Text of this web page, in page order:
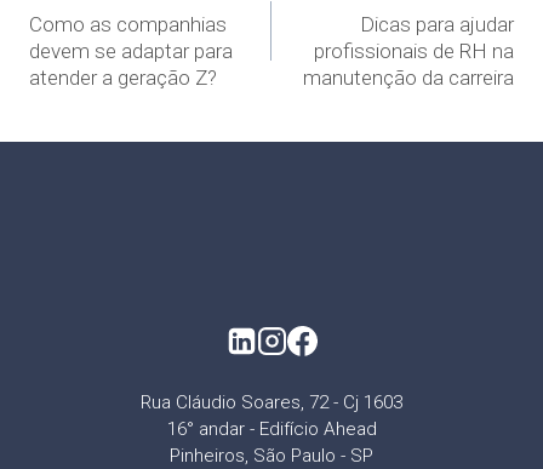
Como as companhias
devem se adaptar para
atender a geração Z?
Dicas para ajudar
profissionais de RH na
manutenção da carreira
Rua Cláudio Soares, 72 - Cj 1603
16° andar - Edifício Ahead
Pinheiros, São Paulo - SP